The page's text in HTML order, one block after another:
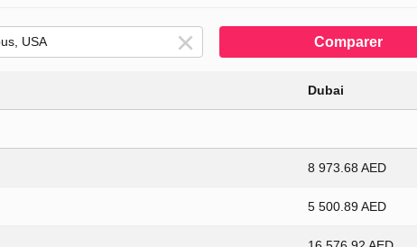
Comparer
Dubai
8 973.68 AED
5 500.89 AED